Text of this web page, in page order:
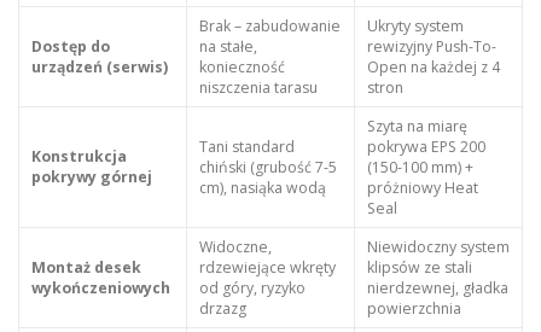
Dostęp do
urządzeń (serwis)
Brak – zabudowanie
na stałe,
konieczność
niszczenia tarasu
Ukryty system
rewizyjny Push-To-
Open na każdej z 4
stron
Konstrukcja
pokrywy górnej
Tani standard
chiński (grubość 7-5
cm), nasiąka wodą
Szyta na miarę
pokrywa EPS 200
(150-100 mm) +
próżniowy Heat
Seal
Montaż desek
wykończeniowych
Widoczne,
rdzewiejące wkręty
od góry, ryzyko
drzazg
Niewidoczny system
klipsów ze stali
nierdzewnej, gładka
powierzchnia